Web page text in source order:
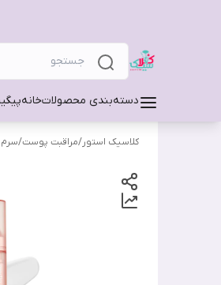
دسته‌بندی محصولاتخانه
کلاسیک استور/مراقبت پوست/